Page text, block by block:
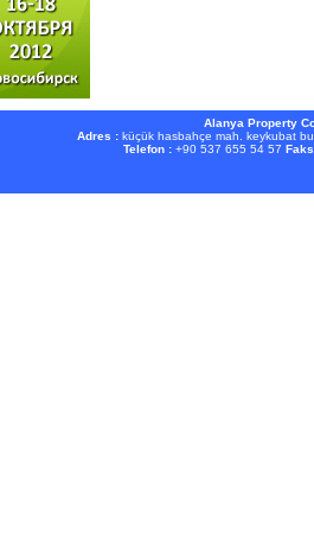
Alanya Property
Adres : küçük hasbahçe mah. keykubat
Telefon :+90 537 655 54 57